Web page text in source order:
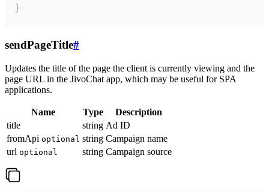
}
sendPageTitle#
Updates the title of the page the client is currently viewing and the
page URL in the JivoChat app, which may be useful for SPA
applications.
Name Type
Description
title
string Ad ID
fromApi optional string Campaign name
url optional string Campaign source